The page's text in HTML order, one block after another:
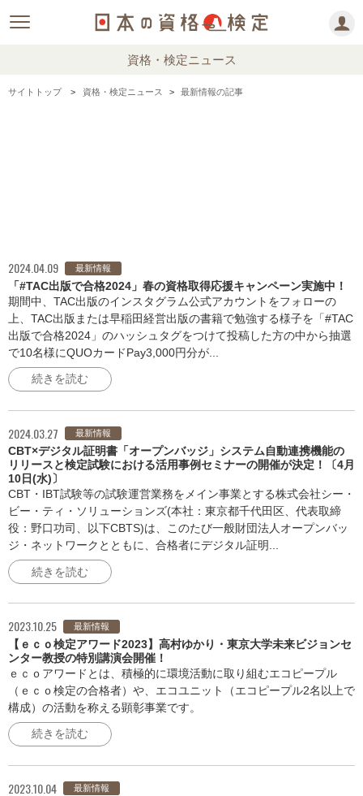
資格・検定ニュース
サイトトップ 資格・検定ニュース 最新情報の記事
2024.04.09 最新情報
「#TAC出版で合格2024」春の資格取得応援キャンペーン実施中！
期間中、TAC出版のインスタグラム公式アカウントをフォローの
上、TAC出版または早稲田経営出版の書籍で勉強する様子を「#TAC
出版で合格2024」のハッシュタグをつけて投稿した方の中から抽選
で10名様にQUOカードPay3,000円分が...
続きを読む
2024.03.27 最新情報
CBT×デジタル証明書「オープンバッジ」システム自動連携機能の
リリースと検定試験における活用事例セミナーの開催が決定！〔4月
10日(水)〕
CBT・IBT試験等の試験運営業務をメイン事業とする株式会社シー・
ビー・ティ・ソリューションズ(本社：東京都千代田区、代表取締
役：野口功司、以下CBTS)は、このたび一般財団法人オープンバッ
ジ・ネットワークとともに、合格者にデジタル証明...
続きを読む
2023.10.25 最新情報
【ｅｃｏ検定アワード2023】高村ゆかり・東京大学未来ビジョンセ
ンター教授の特別講演会開催！
ｅｃｏアワードとは、積極的に環境活動に取り組むエコピープル
（ｅｃｏ検定の合格者）や、エコユニット（エコピープル2名以上で
構成）の活動を称える顕彰事業です。
続きを読む
2023.10.04 最新情報